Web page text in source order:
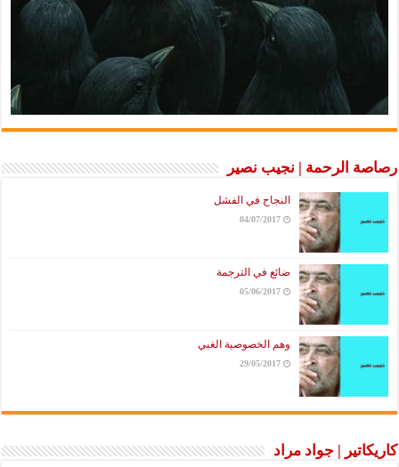
رصاصة الرحمة | نجيب نصير
النجاح في الفشل
04/07/2017
ضائع في الترجمة
05/06/2017
وهم الخصوصية الغبي
29/05/2017
كاريكاتير | جواد مراد